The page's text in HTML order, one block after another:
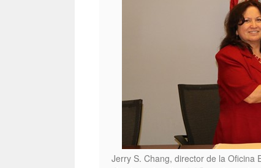
Jerry S. Chang, director de la Oficina